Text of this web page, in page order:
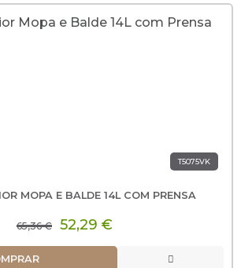
T5075VK
MOPA E BALDE 14L COM PRENSA
65,36 € 52,29 €